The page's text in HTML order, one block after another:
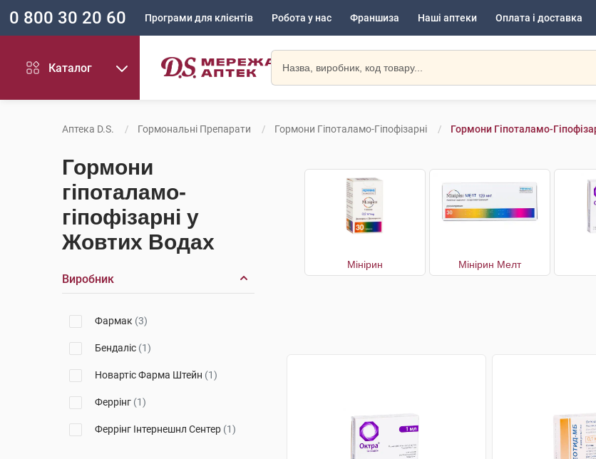
0 800 30 20 60 Програми для клієнтів Робота у нас Франшиза Наші аптеки Оплата і доставка
Каталог
Аптека D.S. Гормональні Препарати Гормони Гіпоталамо-Гіпофізарні Гормони Гіпоталамо-
Гормони
гіпоталамо-
гіпофізарні у
Жовтих Водах
Виробник
Фармак (3)
Бендаліс (1)
Новартіс Фарма Штейн (1)
Феррінг (1)
Феррінг Інтернешнл Сентер (1)
Мінірин Мінірин Мелт